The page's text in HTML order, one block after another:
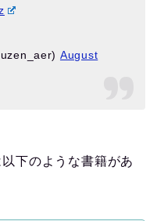
August
下のような書籍があ